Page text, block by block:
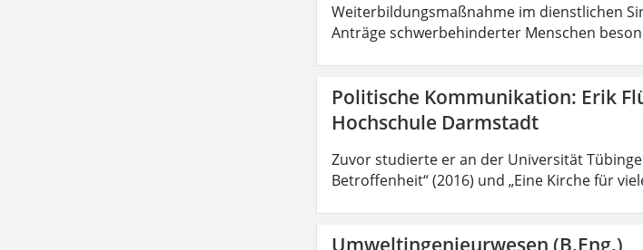
Weiterbildungsmaßnahme im dienstlichen
Anträge schwerbehinderter Menschen
Politische Kommunikation: Erik
Hochschule Darmstadt
Zuvor studierte er an der Universität
Betroffenheit“ (2016) und „Eine Kirche für
Umweltingenieurwesen (B.Eng.)